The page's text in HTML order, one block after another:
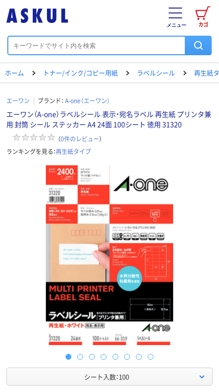
カゴ
メニュー
ホーム トナー/インク/コピー用紙 ラベルシール 再生紙
エーワン ブランド： A-one（エーワン）
エーワン（A-one）ラベルシール 表示・宛名ラベル 再生紙 プリンタ兼
用 封筒 シール ステッカー A4 24面 100シート 徳用 31320
（0件のレビュー）
ランキングを見る：再生紙タイプ
シート入数：100